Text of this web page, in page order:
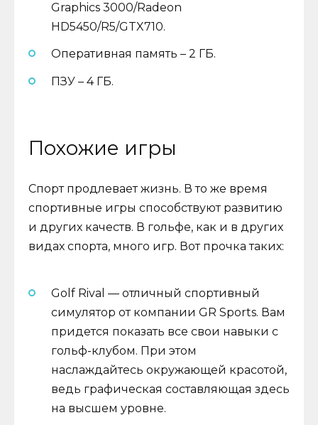
Graphics 3000/Radeon
HD5450/R5/GTX710.
Оперативная память – 2 ГБ.
ПЗУ – 4 ГБ.
Похожие игры
Спорт продлевает жизнь. В то же время
спортивные игры способствуют развитию
и других качеств. В гольфе, как и в других
видах спорта, много игр. Вот прочка таких:
Golf Rival — отличный спортивный
симулятор от компании GR Sports. Вам
придется показать все свои навыки с
гольф-клубом. При этом
наслаждайтесь окружающей красотой,
ведь графическая составляющая здесь
на высшем уровне.